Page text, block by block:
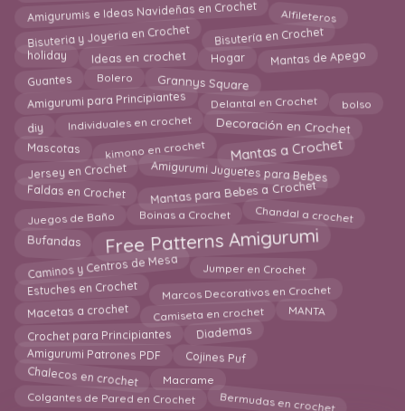
Amigurumis e Ideas Navideñas en Crochet Alfileteros
Bisuteria y Joyeria en Crochet Bisutería en Crochet
holiday Ideas en crochet Hogar Mantas de Apego
Guantes Bolero Grannys Square
Amigurumi para Principiantes Delantal en Crochet bolso
diy Individuales en crochet Decoración en Crochet
Mascotas kimono en crochet Mantas a Crochet
Jersey en Crochet Amigurumi Juguetes para Bebes
Faldas en Crochet Mantas para Bebes a Crochet
Juegos de Baño Boinas a Crochet Chandal a crochet
Bufandas Free Patterns Amigurumi
Caminos y Centros de Mesa Jumper en Crochet
Estuches en Crochet Marcos Decorativos en Crochet
Macetas a crochet Camiseta en crochet MANTA
Crochet para Principiantes Diademas
Amigurumi Patrones PDF Cojines Puf
Chalecos en crochet Macrame
Colgantes de Pared en Crochet Bermudas en crochet